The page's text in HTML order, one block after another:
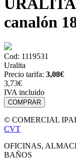
canalón
Cod: 1119531
Uralita
Precio tarifa: 3,08€
3,73€
IVA incluido
© COMERCIAL
CVT
OFICINAS,
BAÑOS